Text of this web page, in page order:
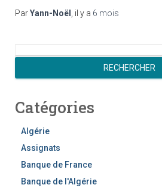
ParYann-Noël , il y a 6 mois
c
e
RECHERCHER
Catégories
Algérie
Assignats
Banque de France
Banque de l'Algérie